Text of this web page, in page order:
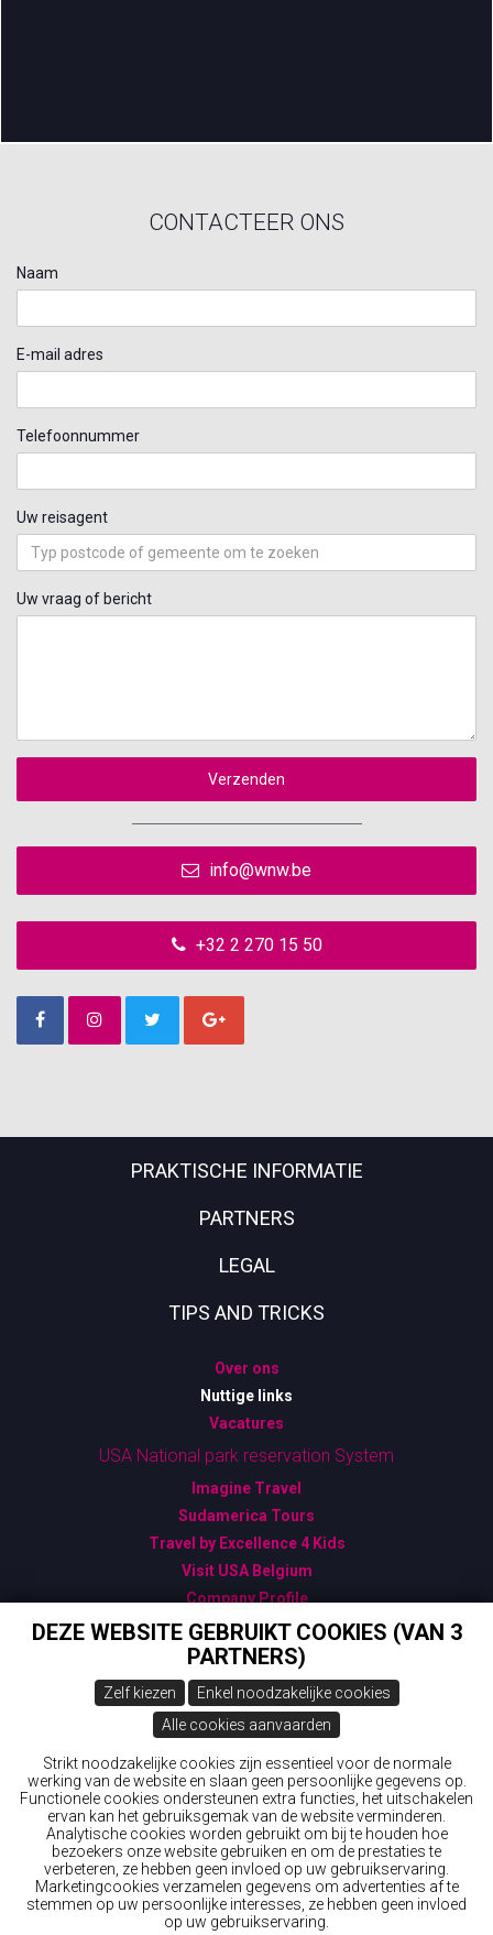
CONTACTEER ONS
Naam
E-mail adres
Telefoonnummer
Uw reisagent
Uw vraag of bericht
Verzenden
info@wnw.be
+32 2 270 15 50
PRAKTISCHE INFORMATIE
PARTNERS
LEGAL
TIPS AND TRICKS
Over ons
Nuttige links
Vacatures
USA National park reservation System
Imagine Travel
Sudamerica Tours
Travel by Excellence 4 Kids
Visit USA Belgium
Company Profile
Algemene Verkoopsvoorwaarden
Bijzondere Verkoopsvoorwaarden
Gegevensbescherming - GDPR
USA: ESTA - Gebruik ENKEL deze officiële link
Canada: ETA - Official Link
New Zealand ETA & IVL
Australia: ETA (Electronic Travel Authorisation): ask
Wings 'n Wheels
DEZE WEBSITE GEBRUIKT COOKIES (VAN 3
PARTNERS)
Zelf kiezen
Enkel noodzakelijke cookies
Alle cookies aanvaarden
Strikt noodzakelijke cookies zijn essentieel voor de normale
werking van de website en slaan geen persoonlijke gegevens op.
Functionele cookies ondersteunen extra functies, het uitschakelen
ervan kan het gebruiksgemak van de website verminderen.
Analytische cookies worden gebruikt om bij te houden hoe
bezoekers onze website gebruiken en om de prestaties te
verbeteren, ze hebben geen invloed op uw gebruikservaring.
Marketingcookies verzamelen gegevens om advertenties af te
stemmen op uw persoonlijke interesses, ze hebben geen invloed
op uw gebruikservaring.
© 2026 Wings 'n Wheels
Webdesign & development byServico
Aanmelden